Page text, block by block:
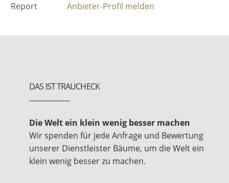
Report
Anbieter-Profil melden
DAS IST TRAUCHECK
Die Welt ein klein wenig besser machen
Wir spenden für jede Anfrage und Bewertung
unserer Dienstleister Bäume, um die Welt ein
klein wenig besser zu machen.